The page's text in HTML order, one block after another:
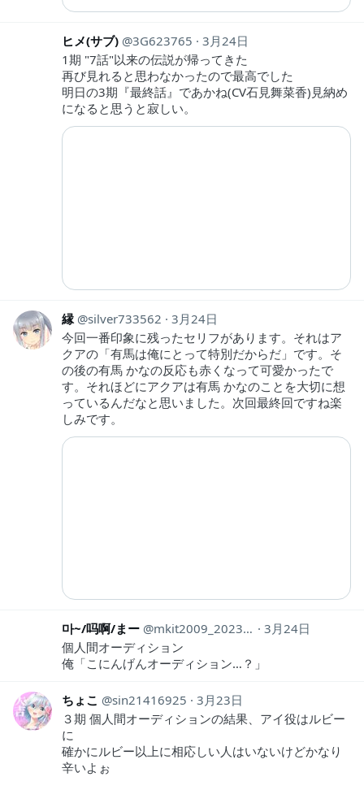
ヒメ(サブ) 3G623765
3月24日
1期 "7話"以来の伝説が帰ってきた
再び見れると思わなかったので最高でした︎︎︎︎
明日の3期『最終話』であかね(CV石見舞菜香)見納め
になると思うと寂しい。
縁 silver733562
3月24日
今回一番印象に残ったセリフがあります。それはア
クアの「有馬は俺にとって特別だからだ」です。そ
の後の有馬 かなの反応も赤くなって可愛かったで
す。それほどにアクアは有馬 かなのことを大切に想
っているんだなと思いました。次回最終回ですね楽
しみです。
마~/吗啊/まー mkit2009_2023ed
3月24日
個人間オーディション
俺「こにんげんオーディション…？」
ちょこ sin21416925
3月23日
３期 個人間オーディションの結果、アイ役はルビー
に
確かにルビー以上に相応しい人はいないけどかなり
辛いよぉ